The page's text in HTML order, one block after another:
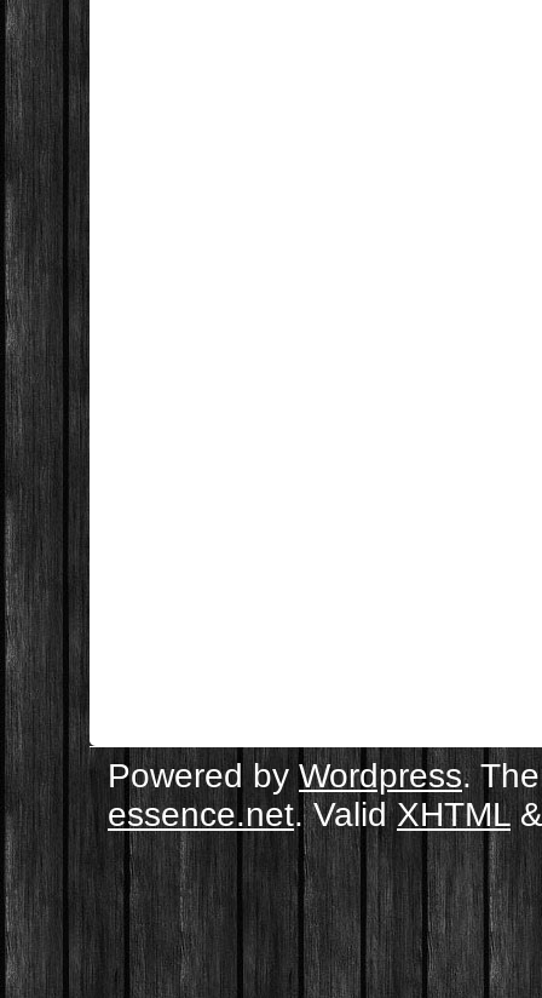
Powered by Wordpress.
essence.net. ValidXHTML